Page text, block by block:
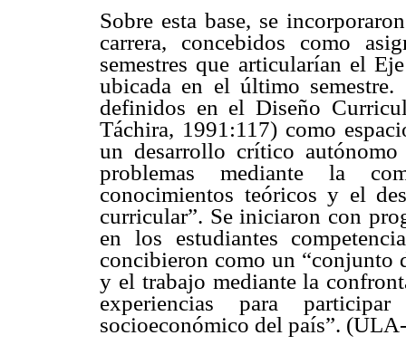
Sobre esta base, se
carrera, concebidos como
semestres que articularían el
ubicada en el último
definidos en el Diseño
Táchira, 1991:117) como
un desarrollo crítico
problemas mediante la
conocimientos teóricos y el
curricular”. Se iniciaron con
en los estudiantes
concibieron como un “conjunto
y el trabajo mediante la
experiencias para
socioeconómico del país”.